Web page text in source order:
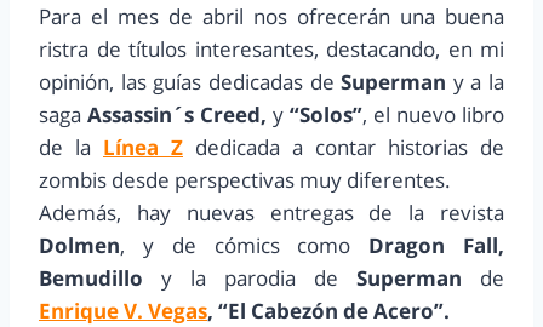
Para el mes de abril nos ofrecerán una buena
ristra de títulos interesantes, destacando, en mi
opinión, las guías dedicadas deSuperman y a la
saga Assassin´s Creed, y “Solos”, el nuevo libro
de la Línea Z dedicada a contar historias de
zombis desde perspectivas muy diferentes.
Además, hay nuevas entregas de la revista
Dolmen, y de cómics como Dragon Fall,
Bemudillo y la parodia de Superman de
Enrique V. Vegas, “El Cabezón de Acero”.